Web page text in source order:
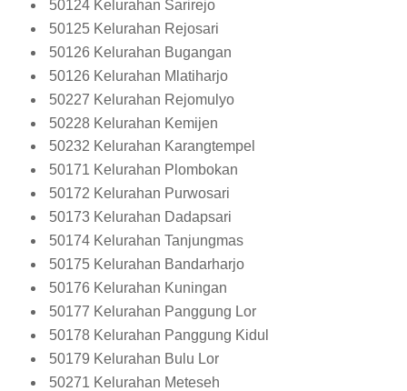
50124 Kelurahan Sarirejo
50125 Kelurahan Rejosari
50126 Kelurahan Bugangan
50126 Kelurahan Mlatiharjo
50227 Kelurahan Rejomulyo
50228 Kelurahan Kemijen
50232 Kelurahan Karangtempel
50171 Kelurahan Plombokan
50172 Kelurahan Purwosari
50173 Kelurahan Dadapsari
50174 Kelurahan Tanjungmas
50175 Kelurahan Bandarharjo
50176 Kelurahan Kuningan
50177 Kelurahan Panggung Lor
50178 Kelurahan Panggung Kidul
50179 Kelurahan Bulu Lor
50271 Kelurahan Meteseh